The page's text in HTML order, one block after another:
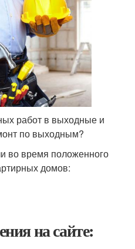
работ в выходные и
по выходным?
во время положенного
домов:
на сайте: